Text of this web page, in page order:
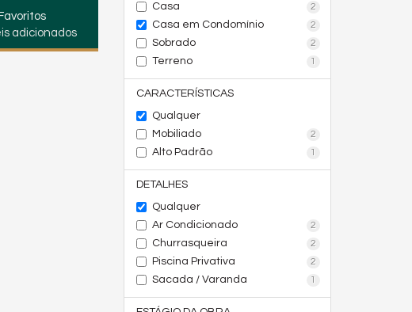
Casa 2
Casa em Condomínio 2
Sobrado 2
Terreno 1
CARACTERÍSTICAS
Qualquer
Mobiliado
2
Alto Padrão 1
DETALHES
Qualquer
Ar Condicionado
2
Churrasqueira 2
Piscina Privativa 2
Sacada / Varanda 1
adicionados